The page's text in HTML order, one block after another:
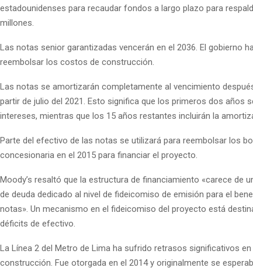
estadounidenses para recaudar fondos a largo plazo para
millones.
Las notas senior garantizadas vencerán en el 2036. El gobierno
reembolsar los costos de construcción.
Las notas se amortizarán completamente al vencimiento
partir de julio del 2021. Esto significa que los primeros dos años
intereses, mientras que los 15 años restantes incluirán la
Parte del efectivo de las notas se utilizará para reembolsar los
concesionaria en el 2015 para financiar el proyecto.
Moody’s resaltó que la estructura de financiamiento «carece de
de deuda dedicado al nivel de fideicomiso de emisión para el
notas». Un mecanismo en el fideicomiso del proyecto está
déficits de efectivo.
La Línea 2 del Metro de Lima ha sufrido retrasos significativos
construcción. Fue otorgada en el 2014 y originalmente se